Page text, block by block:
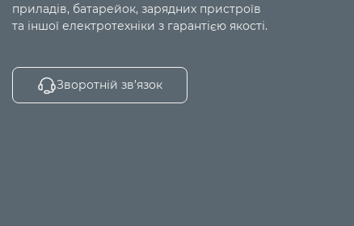
приладів, батарейок, зарядних пристроїв
та іншої електротехніки з гарантією якості.
Зворотній зв’язок